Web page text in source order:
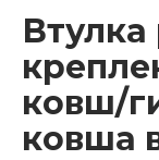
Втулка
ковш/
ковша